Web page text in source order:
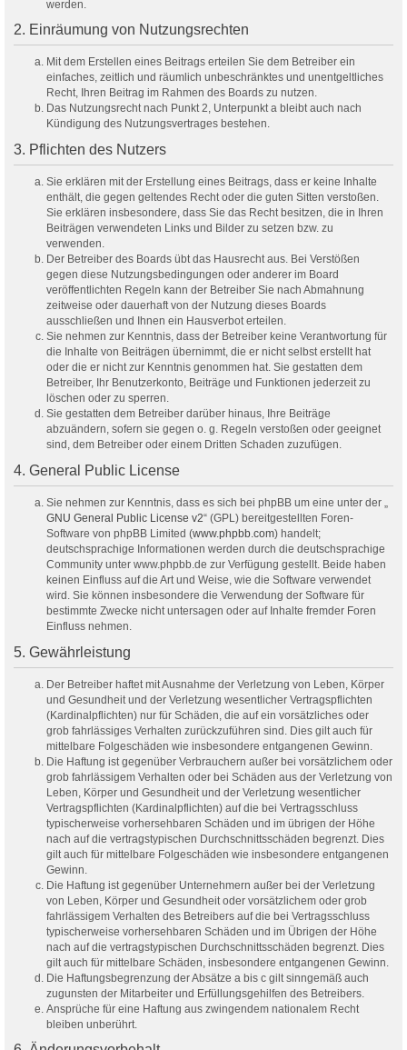
werden.
2. Einräumung von Nutzungsrechten
Mit dem Erstellen eines Beitrags erteilen Sie dem Betreiber ein
einfaches, zeitlich und räumlich unbeschränktes und unentgeltliches
Recht, Ihren Beitrag im Rahmen des Boards zu nutzen.
Das Nutzungsrecht nach Punkt 2, Unterpunkt a bleibt auch nach
Kündigung des Nutzungsvertrages bestehen.
3. Pflichten des Nutzers
Sie erklären mit der Erstellung eines Beitrags, dass er keine Inhalte
enthält, die gegen geltendes Recht oder die guten Sitten verstoßen.
Sie erklären insbesondere, dass Sie das Recht besitzen, die in Ihren
Beiträgen verwendeten Links und Bilder zu setzen bzw. zu
verwenden.
Der Betreiber des Boards übt das Hausrecht aus. Bei Verstößen
gegen diese Nutzungsbedingungen oder anderer im Board
veröffentlichten Regeln kann der Betreiber Sie nach Abmahnung
zeitweise oder dauerhaft von der Nutzung dieses Boards
ausschließen und Ihnen ein Hausverbot erteilen.
Sie nehmen zur Kenntnis, dass der Betreiber keine Verantwortung für
die Inhalte von Beiträgen übernimmt, die er nicht selbst erstellt hat
oder die er nicht zur Kenntnis genommen hat. Sie gestatten dem
Betreiber, Ihr Benutzerkonto, Beiträge und Funktionen jederzeit zu
löschen oder zu sperren.
Sie gestatten dem Betreiber darüber hinaus, Ihre Beiträge
abzuändern, sofern sie gegen o. g. Regeln verstoßen oder geeignet
sind, dem Betreiber oder einem Dritten Schaden zuzufügen.
4. General Public License
Sie nehmen zur Kenntnis, dass es sich bei phpBB um eine unter der „
GNU General Public License v2“ (GPL) bereitgestellten Foren-
Software von phpBB Limited (www.phpbb.com) handelt;
deutschsprachige Informationen werden durch die deutschsprachige
Community unter www.phpbb.de zur Verfügung gestellt. Beide haben
keinen Einfluss auf die Art und Weise, wie die Software verwendet
wird. Sie können insbesondere die Verwendung der Software für
bestimmte Zwecke nicht untersagen oder auf Inhalte fremder Foren
Einfluss nehmen.
5. Gewährleistung
Der Betreiber haftet mit Ausnahme der Verletzung von Leben, Körper
und Gesundheit und der Verletzung wesentlicher Vertragspflichten
(Kardinalpflichten) nur für Schäden, die auf ein vorsätzliches oder
grob fahrlässiges Verhalten zurückzuführen sind. Dies gilt auch für
mittelbare Folgeschäden wie insbesondere entgangenen Gewinn.
Die Haftung ist gegenüber Verbrauchern außer bei vorsätzlichem oder
grob fahrlässigem Verhalten oder bei Schäden aus der Verletzung von
Leben, Körper und Gesundheit und der Verletzung wesentlicher
Vertragspflichten (Kardinalpflichten) auf die bei Vertragsschluss
typischerweise vorhersehbaren Schäden und im übrigen der Höhe
nach auf die vertragstypischen Durchschnittsschäden begrenzt. Dies
gilt auch für mittelbare Folgeschäden wie insbesondere entgangenen
Gewinn.
Die Haftung ist gegenüber Unternehmern außer bei der Verletzung
von Leben, Körper und Gesundheit oder vorsätzlichem oder grob
fahrlässigem Verhalten des Betreibers auf die bei Vertragsschluss
typischerweise vorhersehbaren Schäden und im Übrigen der Höhe
nach auf die vertragstypischen Durchschnittsschäden begrenzt. Dies
gilt auch für mittelbare Schäden, insbesondere entgangenen Gewinn.
Die Haftungsbegrenzung der Absätze a bis c gilt sinngemäß auch
zugunsten der Mitarbeiter und Erfüllungsgehilfen des Betreibers.
Ansprüche für eine Haftung aus zwingendem nationalem Recht
bleiben unberührt.